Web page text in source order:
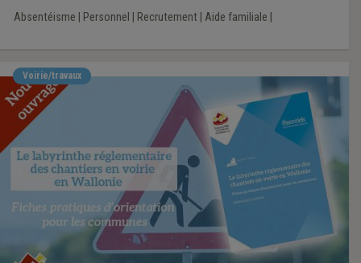
Absentéisme Personnel Recrutement| Aide familiale
Voirie/travaux